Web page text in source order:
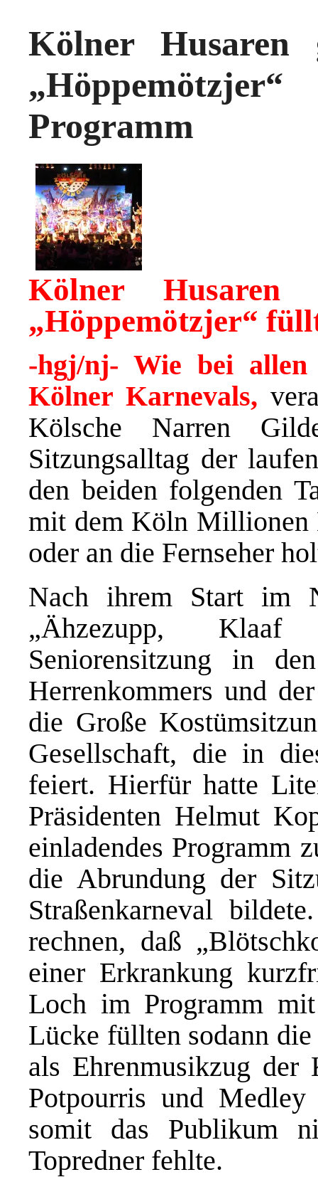
Kölner Husaren
Programm
Kölner Husaren
„Höppemötzjer“
-hgj/nj- Wie bei allen
Kölner Karnevals,
Kölsche Narren
Sitzungsalltag der
den beiden folgenden
mit dem Köln Millionen
oder an die Fernseher
Nach ihrem Start im
„Ähzezupp,
Seniorensitzung in
Herrenkommers und
die Große
Gesellschaft, die in
feiert. Hierfür hatte
Präsidenten Helmut
einladendes Programm
die Abrundung der
Straßenkarneval
rechnen, daß
einer Erkrankung
Loch im Programm
Lücke füllten sodann
als Ehrenmusikzug
Potpourris und
somit das Publikum
Topredner fehlte.